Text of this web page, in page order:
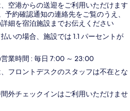
空港からの送迎をご利用いただけます
予約確認通知の連絡先をご覧のうえ、
細を宿泊施設までお伝えください
いの場合、施設では 1.1 パーセントが
業時間 : 毎日 7:00 ～ 23:00
フロントデスクのスタッフは不在とな
外チェックインはご利用いただけませ